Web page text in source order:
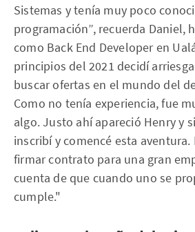
Sistemas y tenía muy poco
programación”, recuerda Daniel,
como Back End Developer en
principios del 2021 decidí
buscar ofertas en el mundo del
Como no tenía experiencia, fue
algo. Justo ahí apareció Henry y
inscribí y comencé esta aventura.
firmar contrato para una gran
cuenta de que cuando uno se
cumple."